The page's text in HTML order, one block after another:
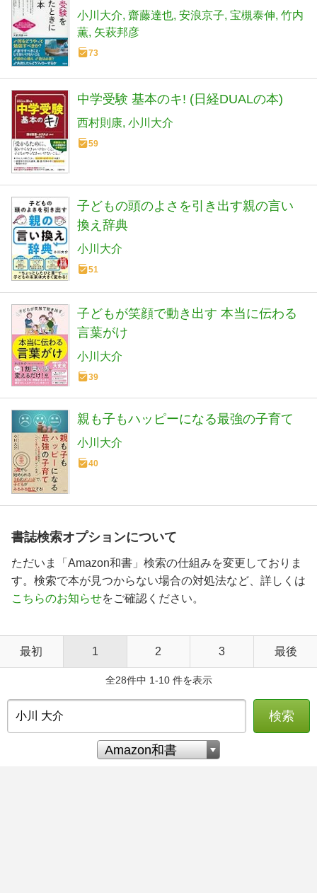
小川大介 齋藤達也 安浪京子 宝槻泰伸 竹内
薫 矢萩邦彦
73
中学受験 基本のキ! (日経DUALの本)
西村則康 小川大介
59
子どもの頭のよさを引き出す親の言い
換え辞典
小川大介
51
子どもが笑顔で動き出す 本当に伝わる
言葉がけ
小川大介
39
親も子もハッピーになる最強の子育て
小川大介
40
書誌検索オプションについて
ただいま「Amazon和書」検索の仕組みを変更しておりま
す。検索で本が見つからない場合の対処法など、詳しくは
こちらのお知らせをご確認ください。
最初 1 2 3 最後
全28件中 1-10 件を表示
検索